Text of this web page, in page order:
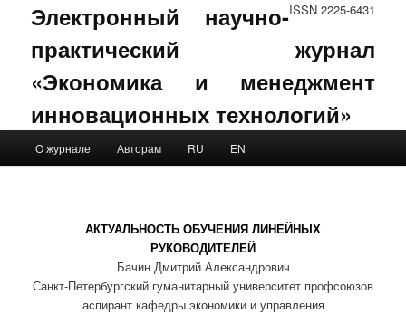
ISSN 2225-6431
Электронный научно-
практический журнал
«Экономика и менеджмент
инновационных технологий»
Skip to primary content
Skip to secondary content
О журнале Авторам RU EN
АКТУАЛЬНОСТЬ ОБУЧЕНИЯ ЛИНЕЙНЫХ
РУКОВОДИТЕЛЕЙ
Бачин Дмитрий Александрович
Санкт-Петербургский гуманитарный университет профсоюзов
аспирант кафедры экономики и управления